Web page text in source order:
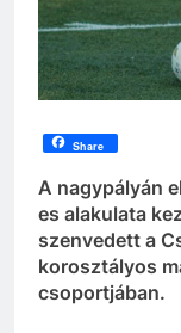
Share
A nagypályán
es alakulata
szenvedett a
korosztályos
csoportjában.